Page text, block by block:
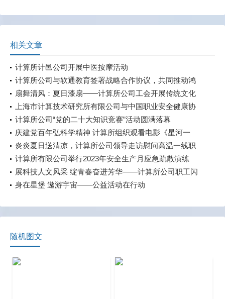
相关文章
计算所计邑公司开展中医按摩活动
计算所公司与软通教育签署战略合作协议，共同推动鸿
蒙应用发展
扇舞清风：夏日漆扇——计算所公司工会开展传统文化
体验活动
上海市计算技术研究所有限公司与中国职业安全健康协
会 签署战略合作协议
计算所公司“党的二十大知识竞赛”活动圆满落幕
庆建党百年弘科学精神 计算所组织观看电影《星河一
叶》
炎炎夏日送清凉，计算所公司领导走访慰问高温一线职
工
计算所有限公司举行2023年安全生产月应急疏散演练
展科技人文风采 绽青春奋进芳华——计算所公司职工闪
耀市科技系统职工演讲、歌唱比赛
身在星堡 遨游宇宙——公益活动在行动
随机图文